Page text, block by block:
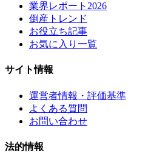
業界レポート2026
倒産トレンド
お役立ち記事
お気に入り一覧
サイト情報
運営者情報・評価基準
よくある質問
お問い合わせ
法的情報